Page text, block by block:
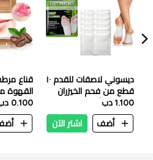
ديسوني لاصقات للقدم ١٠
قطع من فحم الخيزران
والشاي الأخضر
1.100 دب
أضف
اشتر الآن
قناع
القهوة
0.100 دب